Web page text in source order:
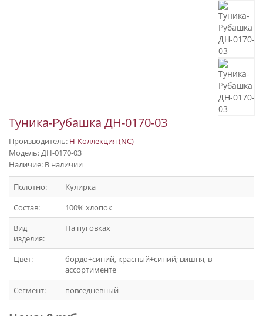
Туника-Рубашка ДН-0170-03
Производитель: Н-Коллекция (NC)
Модель: ДН-0170-03
Наличие: В наличии
Полотно:
Кулирка
Состав:
100% хлопок
Вид
изделия:
На пуговках
Цвет:
бордо+синий, красный+синий; вишня, в
ассортименте
Сегмент:
повседневный